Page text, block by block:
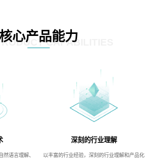
心产品能力CAPABILITIES
然语言理解、
深刻的行业理解
以丰富的行业经验，深刻的行业理解和产品化